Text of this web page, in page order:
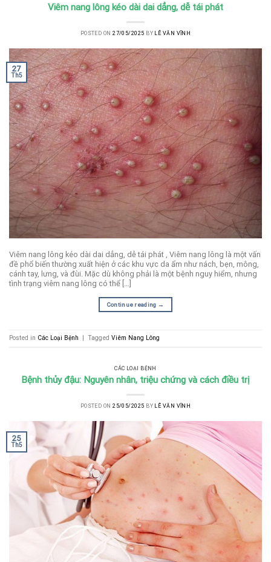
Viêm nang lông kéo dài dai dẳng, dễ tái phát
POSTED ON27/05/2025 BY LÊ VĂN VĨNH
27
Th5
Viêm nang lông kéo dài dai dẳng, dễ tái phát , Viêm nang lông là một vấn
đề phổ biến thường xuất hiện ở các khu vực da ẩm như nách, bẹn, mông,
cánh tay, lưng, và đùi. Mặc dù không phải là một bệnh nguy hiểm, nhưng
tình trạng viêm nang lông có thể […]
Continue reading →
Posted in Các Loại Bệnh Tagged Viêm Nang Lông
CÁC LOẠI BỆNH
Bệnh thủy đậu: Nguyên nhân, triệu chứng và cách điều trị
POSTED ON25/05/2025 BY LÊ VĂN VĨNH
25
Th5